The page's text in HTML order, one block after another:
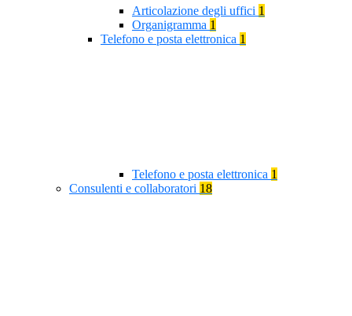
Articolazione degli uffici 1
Organigramma 1
Telefono e posta elettronica 1
Telefono e posta elettronica 1
Consulenti e collaboratori 18